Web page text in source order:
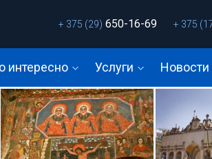
+ 375 (29) 650-16-69 + 375
интересно Услуги Новости